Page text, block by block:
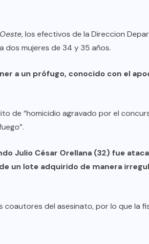
, los efectivos de la Direccion
dos mujeres de 34 y 35 años.
a un prófugo, conocido con el
de “homicidio agravado por el
Julio César Orellana (32) fue
un lote adquirido de manera
del asesinato, por lo que la